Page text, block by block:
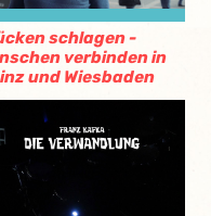
schlagen -
verbinden in
und Wiesbaden